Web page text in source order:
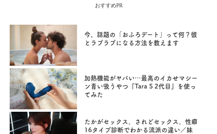
おすすめPR
今、話題の「おふろデート」って何？彼
とラブラブになる方法を教えます
加熱機能がヤバい…最高のイカせマシー
ン青い吸うやつ『Tara S 2代目』を使っ
てみた
たかがセックス。されどセックス。性癖
16タイプ診断でわかる流派の違い／妹